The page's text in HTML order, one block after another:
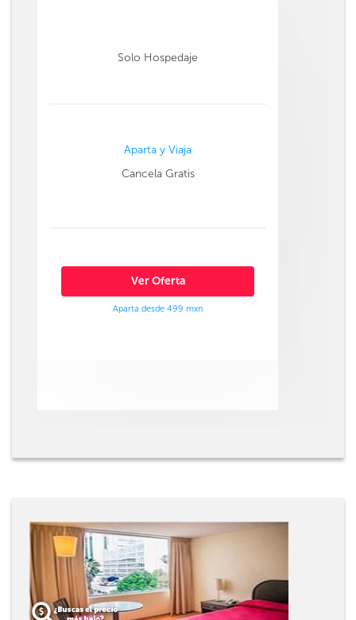
Solo Hospedaje
Aparta y Viaja
Cancela Gratis
Ver Oferta
Aparta desde 499 mxn